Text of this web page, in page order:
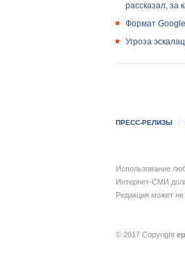
рассказал, за
Формат
Угроза
ПРЕСС-РЕЛИЗЫ
Использование
Интернет-СМИ
Редакция может не
© 2017 Copyright